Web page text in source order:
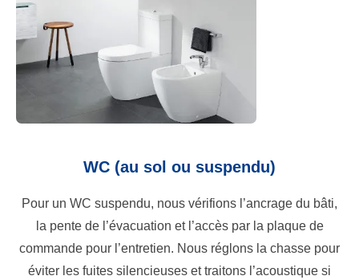
WC (au sol ou suspendu)
Pour un WC suspendu, nous vérifions l’ancrage du bâti,
la pente de l’évacuation et l’accès par la plaque de
commande pour l’entretien. Nous réglons la chasse pour
éviter les fuites silencieuses et traitons l’acoustique si